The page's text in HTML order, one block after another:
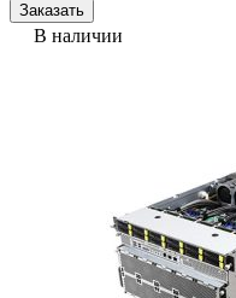
Заказать
В наличии